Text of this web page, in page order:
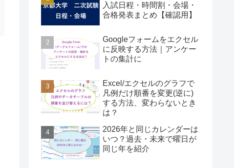
入試日程・時間割・会場・
合格発表まとめ【確認用】
Googleフォームをエクセル
に反映する方法｜アンケー
トの集計に
Excel/エクセルのグラフで
凡例だけ順番を変更(逆に)
する方法、変わらないとき
は？
2026年と同じカレンダーは
いつ？過去・未来で曜日が
同じ年を紹介